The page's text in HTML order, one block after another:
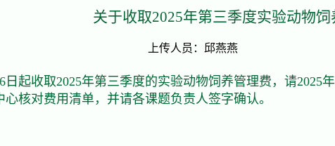
关于收取2025年第三季度实验动物
：邱燕燕
日起收取2025年第三季度的实验动物饲养管理费，请2025
核对费用清单，并请各课题负责人签字确认。